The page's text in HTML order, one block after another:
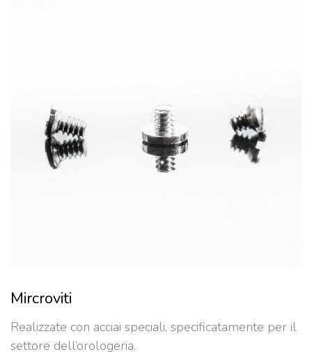
Mircroviti
Realizzate con acciai speciali, specificatamente per il
settore dell’orologeria.